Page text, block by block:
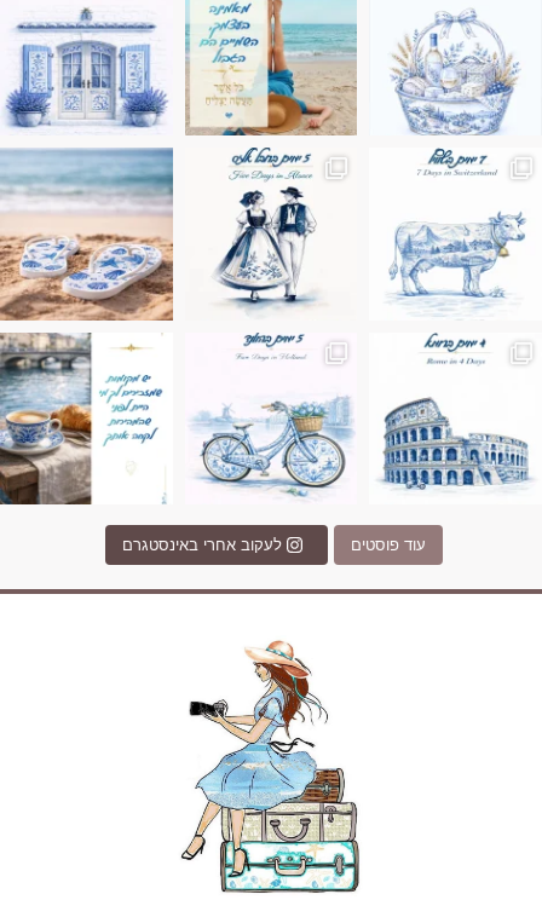
בחבל אלזס צרפת
בחופשה שבו הכל נהיה פשוט יותר. החול, הי
Instagram post
Instagram post 17994326828955248
עוד פוסטים לעקוב אחרי באינסטגרם